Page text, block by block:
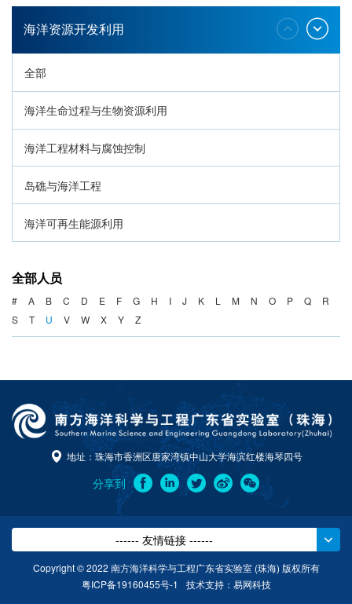
环南海地质过程与灾害响应
海洋资源开发利用
全部
海洋生命过程与生物资源利用
海洋工程材料与腐蚀控制
岛礁与海洋工程
海洋可再生能源利用
海洋产业与政策
海洋可持续发展
全部人员
# A B C D E F G H I J K L M N O P Q
R
S
T U V W X Y Z
地址：珠海市香洲区唐家湾镇中山大学海滨红楼海琴四号
分享到
------ 友情链接 ------
Copyright © 2022 南方海洋科学与工程广东省实验室 (珠海) 版权所有
粤ICP备19160455号-1
技术支持： 易网科技